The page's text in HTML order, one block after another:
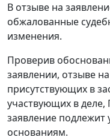
В отзыве на
обжалованные
изменения.
Проверив
заявлении, отзыве
присутствующих в
участвующих в деле,
заявление
основаниям.